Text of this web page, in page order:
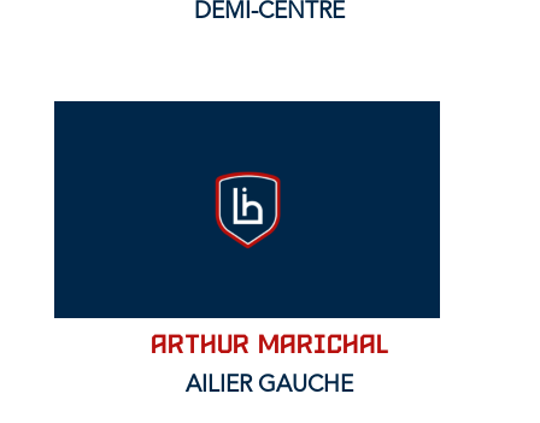
DEMI-CENTRE
Arthur MARICHAL
AILIER GAUCHE